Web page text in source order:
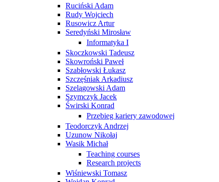
Ruciński Adam
Rudy Wojciech
Rusowicz Artur
Seredyński Mirosław
Informatyka I
Skoczkowski Tadeusz
Skowroński Paweł
Szabłowski Łukasz
Szczęśniak Arkadiusz
Szelągowski Adam
Szymczyk Jacek
Świrski Konrad
Przebieg kariery zawodowej
Teodorczyk Andrzej
Uzunow Nikołaj
Wasik Michał
Teaching courses
Research projects
Wiśniewski Tomasz